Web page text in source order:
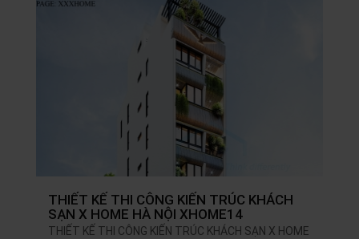
THIẾT KẾ THI CÔNG KIẾN TRÚC KHÁCH
SẠN X HOME HÀ NỘI XHOME14
THIẾT KẾ THI CÔNG KIẾN TRÚC KHÁCH SẠN X HOME